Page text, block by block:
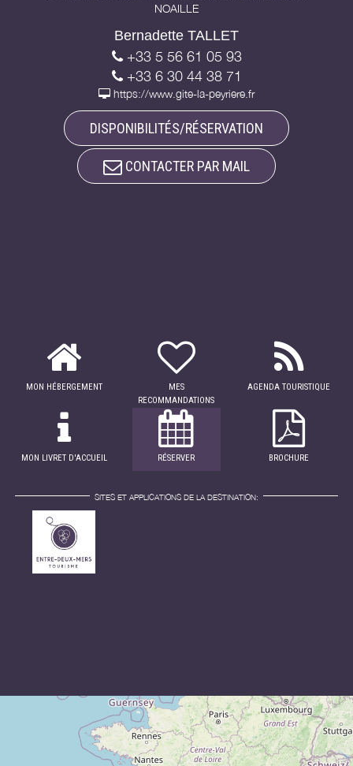
NOAILLE
Bernadette TALLET
+33 5 56 61 05 93
+33 6 30 44 38 71
https://www.gite-la-peyriere.fr
DISPONIBILITÉS/RÉSERVATION
CONTACTER PAR MAIL
MON HÉBERGEMENT
MES
RECOMMANDATIONS
AGENDA TOURISTIQUE
MON LIVRET D'ACCUEIL RÉSERVER BROCHURE
SITES ET APPLICATIONS DE LA DESTINATION: